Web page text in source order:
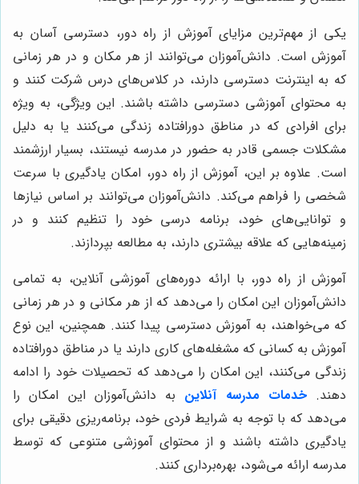
یکی از مهم‌ترین مزایای آموزش از راه دور، دسترسی آسان به
آموزش است. دانش‌آموزان می‌توانند از هر مکان و در هر زمانی
که به اینترنت دسترسی دارند، در کلاس‌های درس شرکت کنند و
به محتوای آموزشی دسترسی داشته باشند. این ویژگی، به ویژه
برای افرادی که در مناطق دورافتاده زندگی می‌کنند یا به دلیل
مشکلات جسمی قادر به حضور در مدرسه نیستند، بسیار ارزشمند
است. علاوه بر این، آموزش از راه دور، امکان یادگیری با سرعت
شخصی را فراهم می‌کند. دانش‌آموزان می‌توانند بر اساس نیازها
و توانایی‌های خود، برنامه درسی خود را تنظیم کنند و در
زمینه‌هایی که علاقه بیشتری دارند، به مطالعه بپردازند.
آموزش از راه دور، با ارائه دوره‌های آموزشی آنلاین، به تمامی
دانش‌آموزان این امکان را می‌دهد که از هر مکانی و در هر زمانی
که می‌خواهند، به آموزش دسترسی پیدا کنند. همچنین، این نوع
آموزش به کسانی که مشغله‌های کاری دارند یا در مناطق دورافتاده
زندگی می‌کنند، این امکان را می‌دهد که تحصیلات خود را ادامه
دهند.خدمات مدرسه آنلاین به دانش‌آموزان این امکان را
می‌دهد که با توجه به شرایط فردی خود، برنامه‌ریزی دقیقی برای
یادگیری داشته باشند و از محتوای آموزشی متنوعی که توسط
مدرسه ارائه می‌شود، بهره‌برداری کنند.